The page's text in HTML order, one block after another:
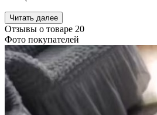
Читать далее
Отзывы о товаре 20
Фото покупателей